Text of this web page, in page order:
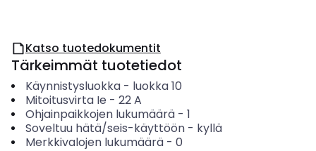
Katso tuotedokumentit
Tärkeimmät tuotetiedot
Käynnistysluokka- luokka 10
Mitoitusvirta Ie - 22A
Ohjainpaikkojen lukumäärä- 1
Soveltuu hätä/seis-käyttöön- kyllä
Merkkivalojen lukumäärä- 0